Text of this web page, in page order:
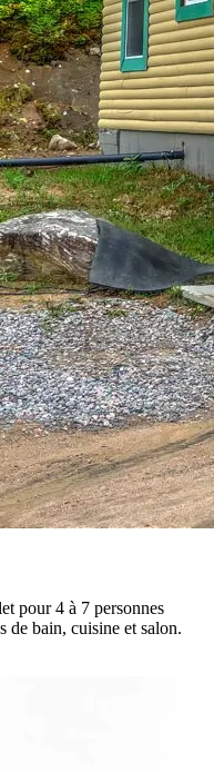
pour 4 à 7 personnes
de bain, cuisine et salon.